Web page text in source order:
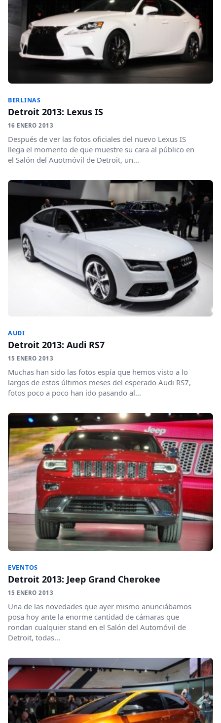
BERLINAS
Detroit 2013: Lexus IS
16 ENERO 2013
Después de ver las fotos oficiales del nuevo Lexus IS
llega el momento de que muestre su cara al público en
el Salón del Auotmóvil de Detroit, un...
AUDI
Detroit 2013: Audi RS7
15 ENERO 2013
Muchas han sido las fotos espía que hemos visto a lo
largos de estos últimos meses del esperado Audi RS7,
fotos poco a poco han ido pasando al...
EVENTOS
Detroit 2013: Jeep Grand Cherokee
15 ENERO 2013
Una de las novedades que ayer mismo anunciábamos
posa hoy ante la enorme cantidad de cámaras que
rondan cualquier stand en el Salón del Automóvil de
Detroit, todas...